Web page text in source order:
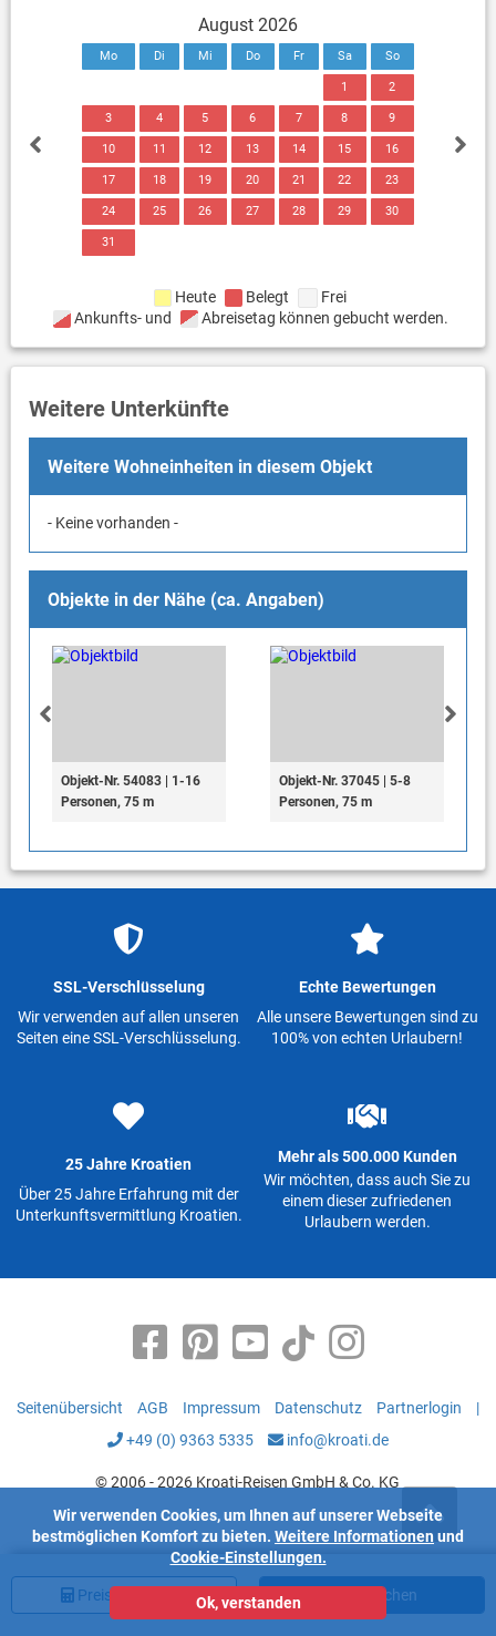
August 2026
Mo Di Mi Do Fr Sa So
1 2
3 4 5 6 7 8 9
10 11 12 13 14 15 16
17 18 19 20 21 22 23
24 25 26 27 28 29 30
31
Heute Belegt
Frei
Ankunfts- und
Abreisetag können gebucht werden.
Weitere Unterkünfte
Weitere Wohneinheiten in diesem Objekt
- Keine vorhanden -
Objekte in der Nähe (ca. Angaben)
Objekt-Nr. 54083 | 1-16
Personen, 75 m
Objekt-Nr. 37045 | 5-8
Personen, 75 m
Preis Jetzt buchen
SSL-Verschlüsselung
Wir verwenden auf allen unseren
Seiten eine SSL-Verschlüsselung.
Echte Bewertungen
Alle unsere Bewertungen sind zu
100% von echten Urlaubern!
25 Jahre Kroatien
Über 25 Jahre Erfahrung mit der
Unterkunftsvermittlung Kroatien.
Mehr als 500.000 Kunden
Wir möchten, dass auch Sie zu
einem dieser zufriedenen
Urlaubern werden.
Seitenübersicht AGB Impressum Datenschutz Partnerlogin
|
+49 (0) 9363 5335
info@kroati.de
© 2006 - 2026 Kroati-Reisen GmbH & Co. KG
Wir verwenden Cookies, um Ihnen auf unserer Webseite
bestmöglichen Komfort zu bieten. Weitere Informationen und
Cookie-Einstellungen.
Ok, verstanden